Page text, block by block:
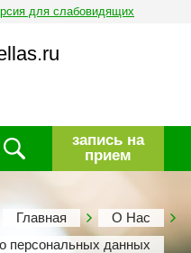
для слабовидящих
запись на
прием
Главная
О Нас
персональных данных